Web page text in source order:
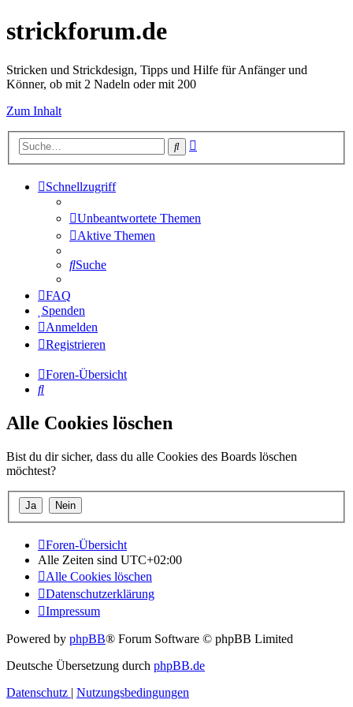
strickforum.de
Stricken und Strickdesign, Tipps und Hilfe für Anfänger und
Könner, ob mit 2 Nadeln oder mit 200
Zum Inhalt
Suche
Schnellzugriff
Unbeantwortete Themen
Aktive Themen
Suche
FAQ
Spenden
Anmelden
Registrieren
Foren-Übersicht
Suche
Alle Cookies löschen
Bist du dir sicher, dass du alle Cookies des Boards löschen
möchtest?
Foren-Übersicht
Alle Zeiten sind UTC+02:00
Alle Cookies löschen
Datenschutzerklärung
Impressum
Powered by phpBB® Forum Software © phpBB Limited
Deutsche Übersetzung durch phpBB.de
Datenschutz | Nutzungsbedingungen